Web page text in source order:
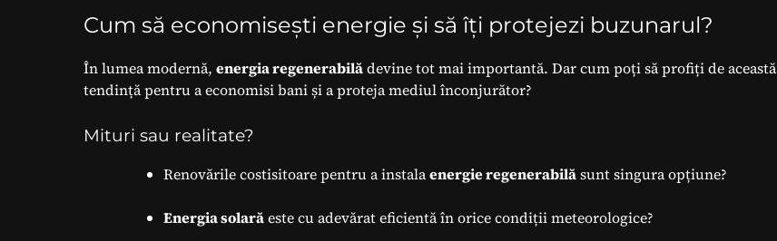
Cum să economisești energie și să îți protejezi buzunarul?
În lumea modernă, energia regenerabilădevine tot mai importantă. Dar cum poți să profiți de această
tendință pentru a economisi bani și a proteja mediul înconjurător?
Mituri sau realitate?
Renovările costisitoare pentru a instalaenergie regenerabilăsunt singura opțiune?
Energia solarăeste cu adevărat eficientă în orice condiții meteorologice?